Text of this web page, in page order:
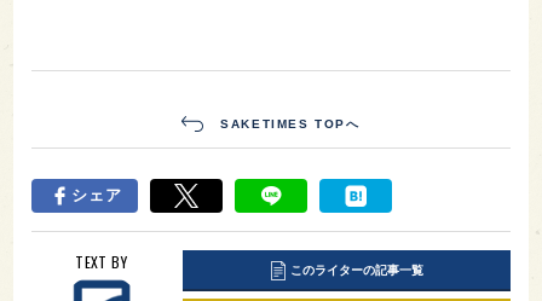
SAKETIMES TOPへ
シェア
TEXT BY このライターの記事一覧